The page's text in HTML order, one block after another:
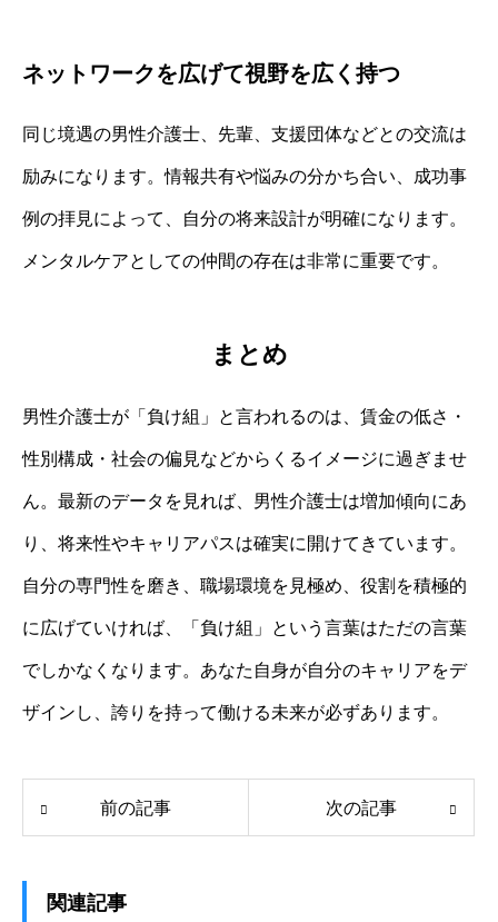
ネットワークを広げて視野を広く持つ
同じ境遇の男性介護士、先輩、支援団体などとの交流は
励みになります。情報共有や悩みの分かち合い、成功事
例の拝見によって、自分の将来設計が明確になります。
メンタルケアとしての仲間の存在は非常に重要です。
まとめ
男性介護士が「負け組」と言われるのは、賃金の低さ・
性別構成・社会の偏見などからくるイメージに過ぎませ
ん。最新のデータを見れば、男性介護士は増加傾向にあ
り、将来性やキャリアパスは確実に開けてきています。
自分の専門性を磨き、職場環境を見極め、役割を積極的
に広げていければ、「負け組」という言葉はただの言葉
でしかなくなります。あなた自身が自分のキャリアをデ
ザインし、誇りを持って働ける未来が必ずあります。
前の記事 次の記事
関連記事